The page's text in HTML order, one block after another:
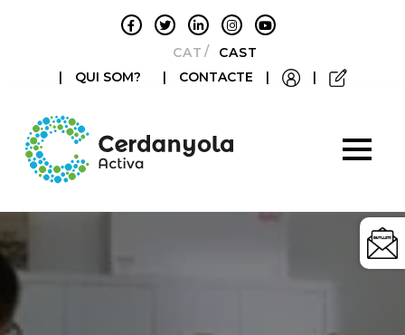
CATALÀCASTELLANO
|
QUI SOM? | CONTACTE | |